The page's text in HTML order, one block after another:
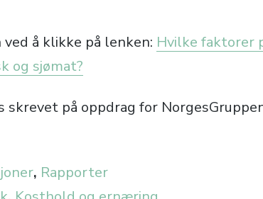
å klikke på lenken: Hvilke faktorer
og sjømat?
skrevet på oppdrag for
, Rapporter